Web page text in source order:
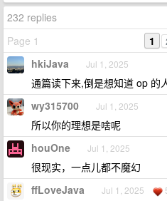
232 replies
Page 1
1
hkiJava Jul 1, 2025
通篇读下来,倒是想知道 op 的
wy315700 Jul 1, 2025
所以你的理想是啥呢
houOne Jul 1, 2025
很现实，一点儿都不魔幻
ffLoveJava Jul 1, 2025